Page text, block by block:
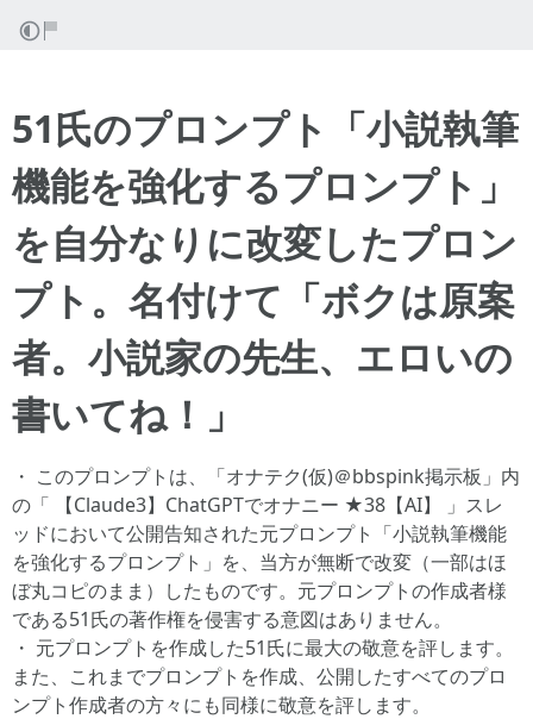
51氏のプロンプト「小説執筆
機能を強化するプロンプト」
を自分なりに改変したプロン
プト。名付けて「ボクは原案
者。小説家の先生、エロいの
書いてね！」
・ このプロンプトは、「オナテク(仮)＠bbspink掲示板」内
の「 【Claude3】ChatGPTでオナニー ★38【AI】 」スレ
ッドにおいて公開告知された元プロンプト「小説執筆機能
を強化するプロンプト」を、当方が無断で改変（一部はほ
ぼ丸コピのまま）したものです。元プロンプトの作成者様
である51氏の著作権を侵害する意図はありません。
・ 元プロンプトを作成した51氏に最大の敬意を評します。
また、これまでプロンプトを作成、公開したすべてのプロ
ンプト作成者の方々にも同様に敬意を評します。